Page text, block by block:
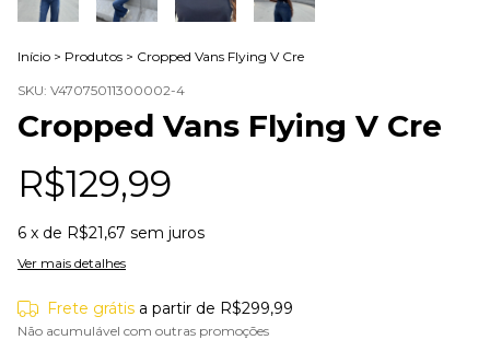
Início > Produtos > Cropped Vans Flying V Cre
SKU: V47075011300002-4
Cropped Vans Flying V Cre
R$129,99
6 x de R$21,67 sem juros
Ver mais detalhes
Frete grátis a partir de R$299,99
Não acumulável com outras promoções